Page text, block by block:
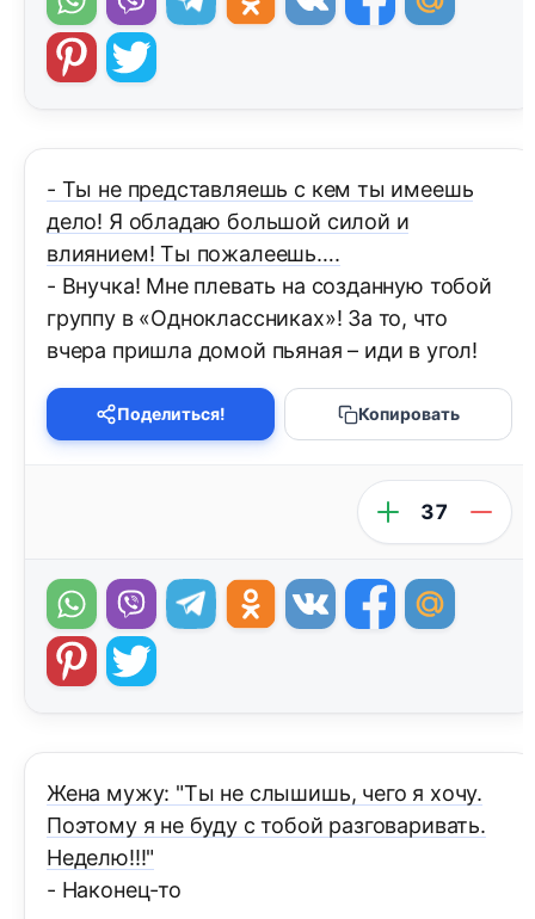
- Ты не представляешь с кем ты имеешь
дело! Я обладаю большой силой и
влиянием! Ты пожалеешь….
- Внучка! Мне плевать на созданную тобой
группу в «Одноклассниках»! За то, что
вчера пришла домой пьяная – иди в угол!
Поделиться! Копировать
37
Жена мужу: "Ты не слышишь, чего я хочу.
Поэтому я не буду с тобой разговаривать.
Неделю!!!"
- Наконец-то